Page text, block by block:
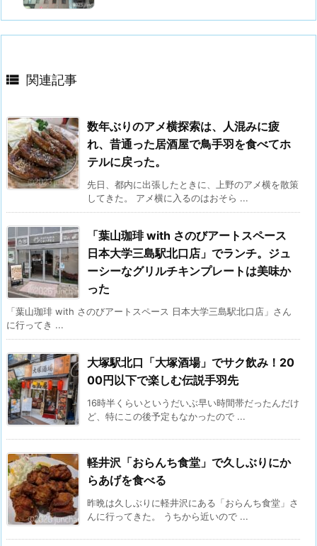
 関連記事
数年ぶりのアメ横探索は、人混みに疲
れ、昔通った居酒屋で鳥手羽を食べてホ
テルに戻った。
先日、都内に出張したときに、上野のアメ横を散策
してきた。 アメ横に入るのはおそら ...
「葉山珈琲 with さのびアートスペース
日本大学三島駅北口店」でランチ。ジュ
ーシーなグリルチキンプレートは美味か
った
「葉山珈琲 with さのびアートスペース 日本大学三島駅北口店」さん
に行ってき ...
大塚駅北口「大塚酒場」でサク飲み！20
00円以下で楽しむ伝説手羽先
16時半くらいというだいぶ早い時間帯だったんだけ
ど、特にこの後予定もなかったので ...
軽井沢「おらんち食堂」で久しぶりにか
らあげを食べる
昨晩は久しぶりに軽井沢にある「おらんち食堂」さ
んに行ってきた。 うちから近いので ...